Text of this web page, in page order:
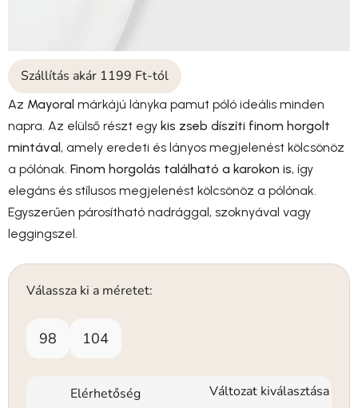
Szállítás akár 1199 Ft-tól
Az Mayoral márkájú lányka pamut póló ideális minden
napra. Az elülső részt egy kis zseb díszíti finom horgolt
mintával, amely eredeti és lányos megjelenést kölcsönöz
a pólónak. Finom horgolás található a karokon is, így
elegáns és stílusos megjelenést kölcsönöz a pólónak.
Egyszerűen párosítható nadrággal, szoknyával vagy
leggingszel.
Válassza ki a méretet:
98 104
Elérhetőség Változat kiválasztása